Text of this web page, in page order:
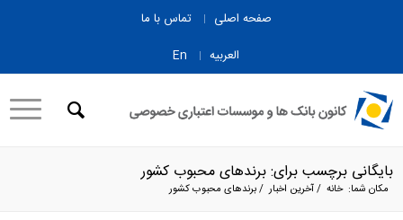
صفحه اصلی
تماس با ما
العربیه
En
بایگانی برچسب برای: برندهای محبوب کشور
مکان شما: خانه /آخرین اخبار /برندهای محبوب کشور